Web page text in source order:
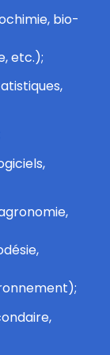
bio-
etc.);